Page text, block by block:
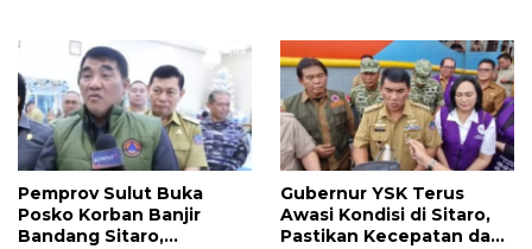
Pemprov Sulut Buka
Posko Korban Banjir
Bandang Sitaro,
Gubernur YSK Terus
Awasi Kondisi di Sitaro,
Pastikan Kecepatan dan